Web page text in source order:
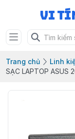
Vi
Trang chủ Linh
SẠC LAPTOP ASUS